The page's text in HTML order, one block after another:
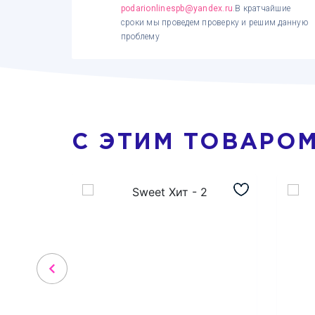
podarionlinespb@yandex.ru.В кратчайшие
сроки мы проведем проверку и решим данную
проблему
С ЭТИМ